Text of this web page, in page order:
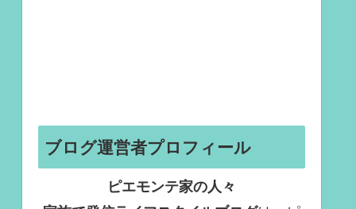
ブログ運営者プロフィール
ピエモンテ家の人々